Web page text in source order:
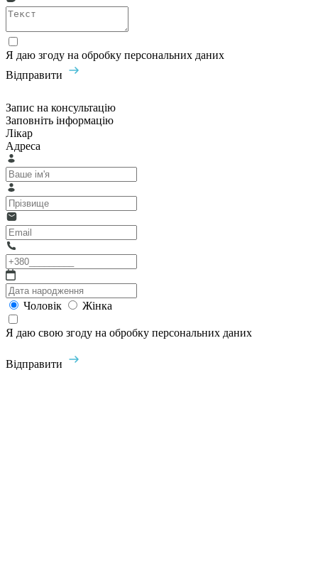
Я даю згоду на обробку персональних даних
Відправити
Запис на консультацію
Заповніть інформацію
Лікар
Адреса
Чоловік Жінка
Я даю свою згоду на обробку персональних даних
Відправити